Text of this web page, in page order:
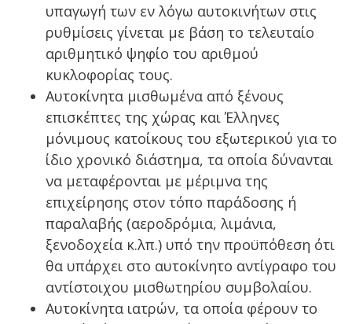
υπαγωγή των εν λόγω αυτοκινήτων στις
ρυθμίσεις γίνεται με βάση το τελευταίο
αριθμητικό ψηφίο του αριθμού
κυκλοφορίας τους.
Αυτοκίνητα μισθωμένα από ξένους
επισκέπτες της χώρας και Έλληνες
μόνιμους κατοίκους του εξωτερικού για το
ίδιο χρονικό διάστημα, τα οποία δύνανται
να μεταφέρονται με μέριμνα της
επιχείρησης στον τόπο παράδοσης ή
παραλαβής (αεροδρόμια, λιμάνια,
ξενοδοχεία κ.λπ.) υπό την προϋπόθεση ότι
θα υπάρχει στο αυτοκίνητο αντίγραφο του
αντίστοιχου μισθωτηρίου συμβολαίου.
Αυτοκίνητα ιατρών, τα οποία φέρουν το